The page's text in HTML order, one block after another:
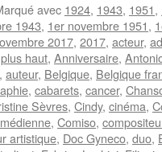
avec 1924, 1943, 1951,
1943, 1er novembre 1951,
2017, 2017, acteur,
haut, Anniversaire,
, auteur, Belgique, Belgique
, cabarets, cancer,
Sèvres, Cindy, cinéma,
, Comiso,
artistique, Doc Gyneco, duo,